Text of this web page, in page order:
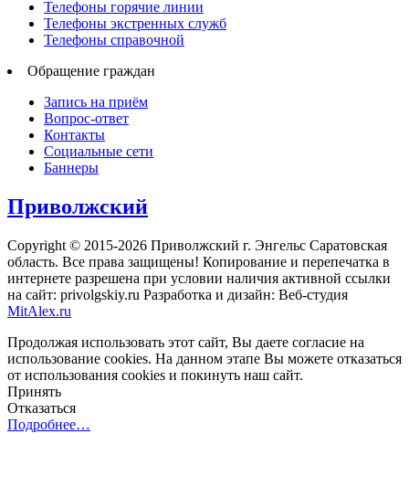
Телефоны горячие линии
Телефоны экстренных служб
Телефоны справочной
Обращение граждан
Запись на приём
Вопрос-ответ
Контакты
Социальные сети
Баннеры
Приволжский
Copyright © 2015-2026 Приволжский г. Энгельс Саратовская
область. Все права защищены! Копирование и перепечатка в
интернете разрешена при условии наличия активной ссылки
на сайт: privolgskiy.ru Разработка и дизайн: Веб-студия
MitAlex.ru
Продолжая использовать этот сайт, Вы даете согласие на
использование cookies. На данном этапе Вы можете отказаться
от использования cookies и покинуть наш сайт.
Принять
Отказаться
Подробнее…